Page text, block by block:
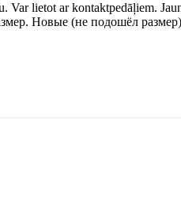
Var lietot ar kontaktpedāļiem.
Новые (не подошёл